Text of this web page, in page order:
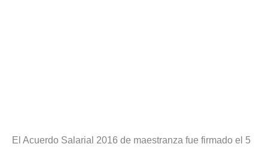
El Acuerdo Salarial 2016 de maestranza fue firmado el 5